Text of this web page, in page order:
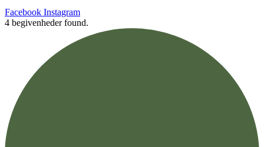
Facebook Instagram
4 begivenheder found.